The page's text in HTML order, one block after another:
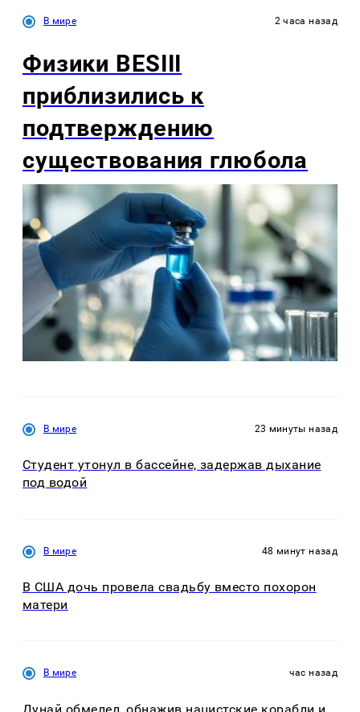
В мире 2 часа назад
Физики BESIII
приблизились к
подтверждению
существования глюбола
В мире 23 минуты назад
Студент утонул в бассейне, задержав дыхание
под водой
В мире 48 минут назад
В США дочь провела свадьбу вместо похорон
матери
В мире час назад
Дунай обмелел, обнажив нацистские корабли и